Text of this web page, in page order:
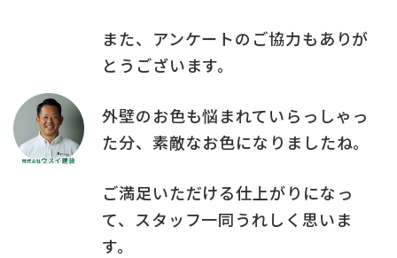
また、アンケートのご協力もありが
とうございます。
外壁のお色も悩まれていらっしゃっ
た分、素敵なお色になりましたね。
ご満足いただける仕上がりになっ
て、スタッフ一同うれしく思いま
す。